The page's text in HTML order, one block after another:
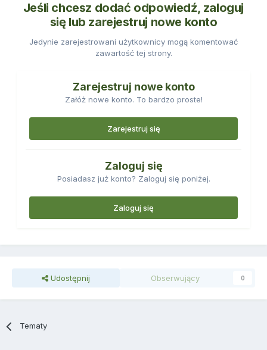
Jeśli chcesz dodać odpowiedź, zaloguj
się lub zarejestruj nowe konto
Jedynie zarejestrowani użytkownicy mogą komentować
zawartość tej strony.
Zarejestruj nowe konto
Załóż nowe konto. To bardzo proste!
Zarejestruj się
Zaloguj się
Posiadasz już konto? Zaloguj się poniżej.
Zaloguj się
Udostępnij Obserwujący 0
Tematy